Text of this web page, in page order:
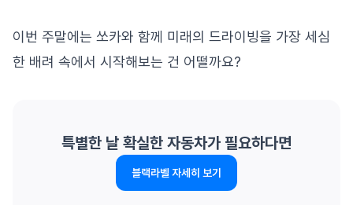
이번 주말에는 쏘카와 함께 미래의 드라이빙을 가장 세심
한 배려 속에서 시작해보는 건 어떨까요?
특별한 날 확실한 자동차가 필요하다면
블랙라벨 자세히 보기